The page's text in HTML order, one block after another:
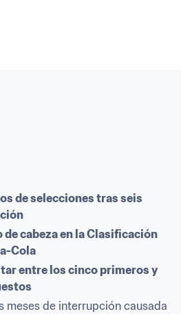
de selecciones tras seis
de cabeza en la Clasificación
Cola
entre los cinco primeros y
meses de interrupción causada